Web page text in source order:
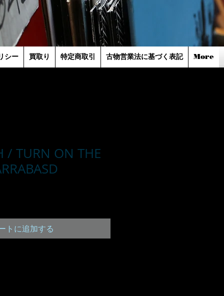
シー 買取り 特定商取引 古物営業法に基づく表記 More
TURN ON THE
トに追加する